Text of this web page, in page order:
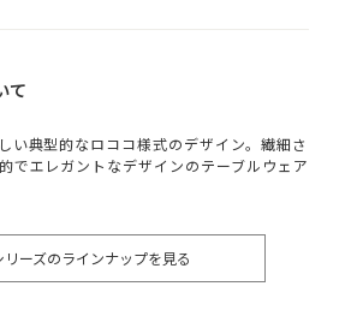
て
い典型的なロココ様式のデザイン。繊細さ
でエレガントなデザインのテーブルウェア
リーズのラインナップを見る